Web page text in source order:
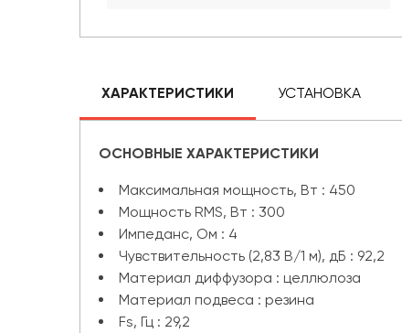
ХАРАКТЕРИСТИКИ УСТАНОВКА
ОСНОВНЫЕ ХАРАКТЕРИСТИКИ
Максимальная мощность, Вт : 450
Мощность RMS, Вт : 300
Импеданс, Ом : 4
Чувствительность (2,83 В/1 м), дБ : 92,2
Материал диффузора : целлюлоза
Материал подвеса : резина
Fs, Гц : 29,2